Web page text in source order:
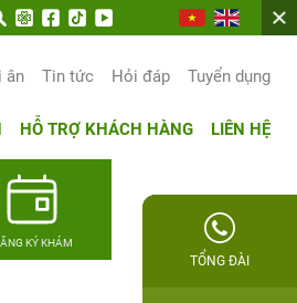
ân Tin tức Hỏi đáp Tuyển dụng
HỖ TRỢ KHÁCH HÀNG LIÊN HỆ
KÝ KHÁM
TỔNG ĐÀI